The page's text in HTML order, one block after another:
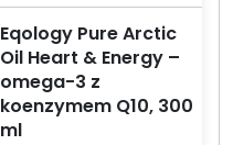
Eqology Pure Arctic
Oil Heart & Energy –
omega-3 z
koenzymem Q10, 300
ml